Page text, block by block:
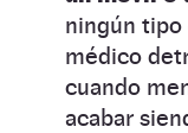
ningún
médico
cuando
acabar